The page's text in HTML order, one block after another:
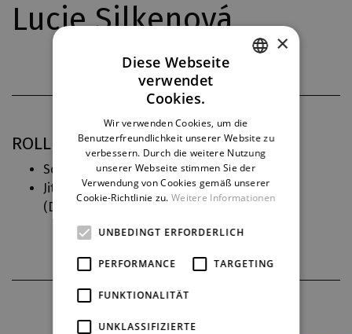
Lucie Silkenová
ROLLEN IN DJKT
Soprán ( Německé requiem)
Jitka, selské děvče na statcích Daliborových
(Dalibor
THEATERPARTNER
GERMAN
×
Diese Webseite
verwendet
Cookies.
Wir verwenden Cookies, um die
Benutzerfreundlichkeit unserer Website zu
verbessern. Durch die weitere Nutzung
unserer Webseite stimmen Sie der
Verwendung von Cookies gemäß unserer
Cookie-Richtlinie zu. Weitere Informationen
UNBEDINGT ERFORDERLICH
PERFORMANCE TARGETING
FUNKTIONALITÄT
UNKLASSIFIZIERTE